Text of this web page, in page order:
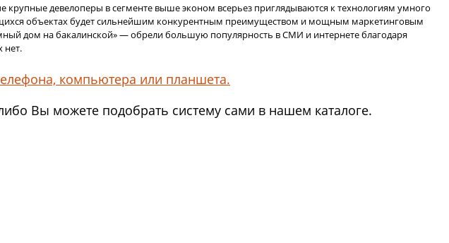
девелоперы в сегменте выше эконом всерьез приглядываются к технологиям умного
объектах будет сильнейшим конкурентным преимуществом и мощным маркетинговым
дом на бакалинской» — обрели большую популярность в СМИ и интернете благодаря
нет.
компьютера или планшета.
Вы можете подобрать систему сами в нашем каталоге.